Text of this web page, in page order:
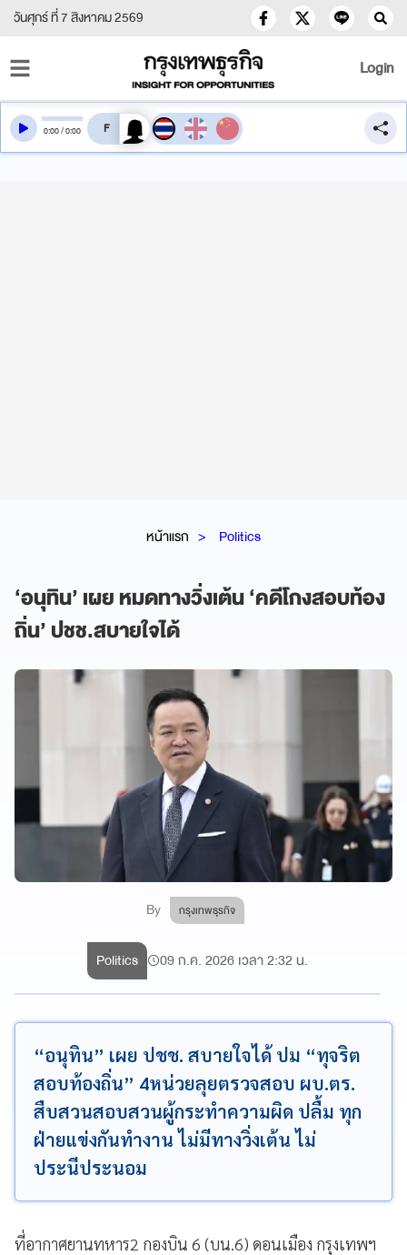
วันศุกร์ ที่ 7 สิงหาคม 2569
Login
หน้าแรก Politics
‘อนุทิน’ เผย หมดทางวิ่งเต้น ‘คดีโกงสอบท้อง
ถิ่น’ ปชช.สบายใจได้
By กรุงเทพธุรกิจ
0:00/0:00 สลับเสียงอ่าน
Politics 09 ก.ค. 2026 เวลา 2:32 น.
“อนุทิน” เผย ปชช. สบายใจได้ ปม “ทุจริต
สอบท้องถิ่น” 4หน่วยลุยตรวจสอบ ผบ.ตร.
สืบสวนสอบสวนผู้กระทำความผิด ปลื้ม ทุก
ฝ่ายแข่งกันทำงาน ไม่มีทางวิ่งเต้น ไม่
ประนีประนอม
ที่อากาศยานทหาร2 กองบิน 6 (บน.6) ดอนเมือง กรุงเทพฯ